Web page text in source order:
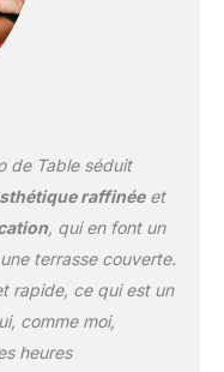
table
a prévu les
la cheminée et
des
qui
leurs
Si le
bascule ou
en
de Table séduit
raffinéeet
, qui en font un
terrasse couverte.
rapide, ce qui est un
comme moi,
heures